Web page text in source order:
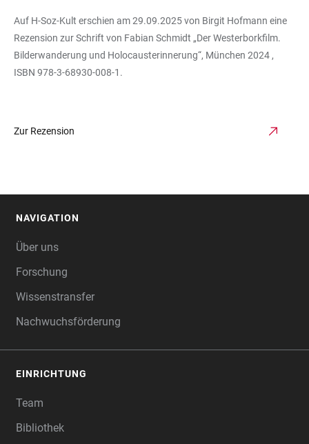
Auf H-Soz-Kult erschien am 29.09.2025 von Birgit Hofmann eine
Rezension zur Schrift von Fabian Schmidt „Der Westerborkfilm.
Bilderwanderung und Holocausterinnerung“, München 2024 ,
ISBN 978-3-68930-008-1.
Zur Rezension
NAVIGATION
Über uns
Forschung
Wissenstransfer
Nachwuchsförderung
EINRICHTUNG
Team
Bibliothek